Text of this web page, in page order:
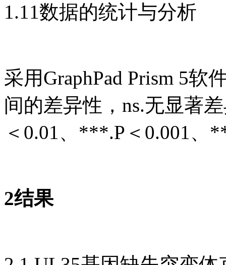
1.11数据的统计与分析
采用GraphPad Prism 5软
间的差异性，ns.无显著
＜0.01、***.P＜0.001、
2结果